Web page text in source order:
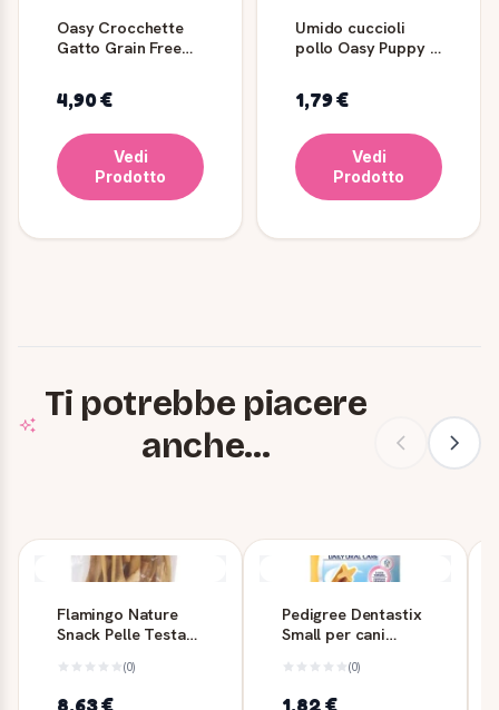
Oasy Crocchette
Gatto Grain Free
4,90 €
Vedi
Prodotto
Umido cuccioli
pollo Oasy Puppy &
1,79 €
Vedi
Prodotto
Ti potrebbe piacere
anche...
Flamingo Nature
Snack Pelle Testa
(0)
8,63 €
Pedigree Dentastix
Small per cani
(0)
1,82 €